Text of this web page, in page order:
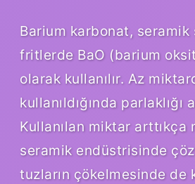
Barium karbonat, seramik
fritlerde BaO (barium
olarak kullanılır. Az
kullanıldığında parlaklığı
Kullanılan miktar arttıkça
seramik endüstrisinde
tuzların çökelmesinde de